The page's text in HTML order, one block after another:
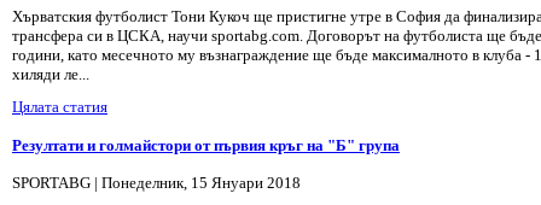
Хърватския футболист Тони Кукоч ще пристигне утре в София да
трансфера си в ЦСКА, научи sportabg.com. Договорът на футболиста ще
години, като месечното му възнаграждение ще бъде максималното в клуба -
хиляди ле...
Цялата статия
Резултати и голмайстори от първия кръг на "Б" група
SPORTABG | Понеделник, 15 Януари 2018